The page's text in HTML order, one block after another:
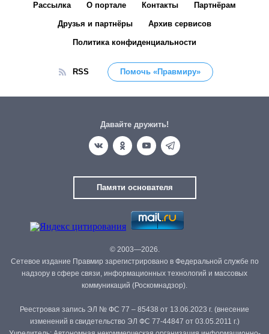
Рассылка О портале Контакты Партнёрам
Друзья и партнёры Архив сервисов
Политика конфиденциальности
RSS Помочь «Правмиру»
Давайте дружить!
Памяти основателя
© 2003—2026.
Сетевое издание Правмир зарегистрировано в Федеральной службе по
надзору в сфере связи, информационных технологий и массовых
коммуникаций (Роскомнадзор).
Реестровая запись ЭЛ № ФС 77 – 85438 от 13.06.2023 г. (внесение
изменений в свидетельство ЭЛ ФС 77-44847 от 03.05.2011 г.)